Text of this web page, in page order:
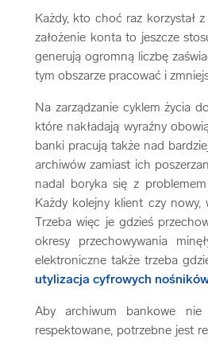
Każdy, kto choć raz korzystał
założenie konta to jeszcze
generują ogromną liczbę
tym obszarze pracować i
Na zarządzanie cyklem życia
które nakładają wyraźny
banki pracują także nad
archiwów zamiast ich
nadal boryka się z
Każdy kolejny klient czy
Trzeba więc je gdzieś
okresy przechowywania
elektroniczne także trzeba
utylizacja cyfrowych
Aby archiwum bankowe nie
respektowane, potrzebne jest